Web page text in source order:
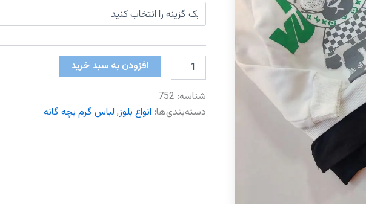
بلوز
دورس
افزودن به سبد خرید
شناسه: 752
دسته‌بندی‌ها: انواع بلوز, لباس گرم بچه گانه